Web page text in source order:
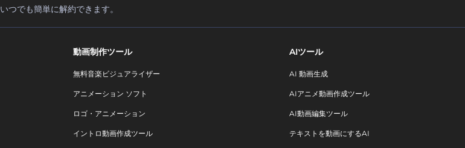
いつでも簡単に解約できます。
動画制作ツール
無料音楽ビジュアライザー
アニメーション ソフト
ロゴ・アニメーション
イントロ動画作成ツール
AIツール
AI 動画生成
AIアニメ動画作成ツール
AI動画編集ツール
テキストを動画にするAI